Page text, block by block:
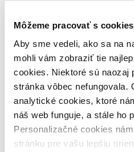
Môžeme pracovať s
Aby sme vedeli, ako sa na
mohli vám zobraziť tie
cookies. Niektoré sú naozaj
stránka vôbec nefungovala.
analytické cookies, ktoré
náš web funguje, a stále ho
Personalizačné cookies
stránku pre vašu lepšiu
na centrálnom sklade (0
predpredaj (0 titulov)
pripravujeme (0 titulov)
dostupná (bez
vypredaných)
Nové / čítané
nová (0 titulov)
nová
čítaná (0 titulov)
čítaná - výborný stav (0
čítaná - mierne